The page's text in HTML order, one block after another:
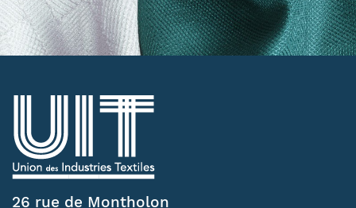
26 rue de Montholon